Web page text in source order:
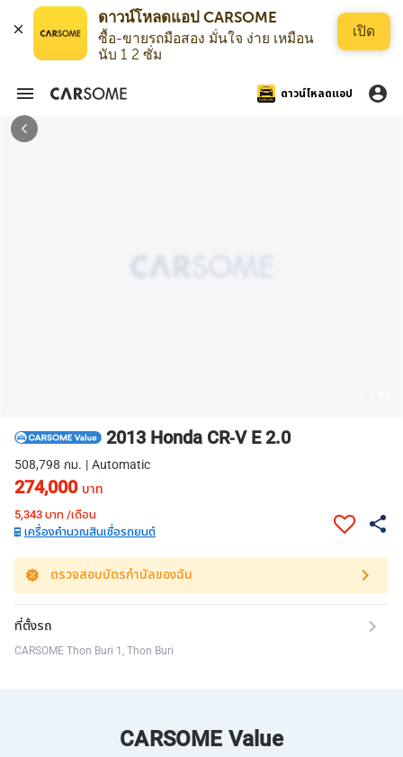
ดาวน์โหลดแอป CARSOME
ซื้อ-ขายรถมือสอง มั่นใจ ง่าย เหมือน
นับ 1 2 ซั่ม
เปิด
ดาวน์โหลดแอป
2013 Honda CR-V E 2.0
508,798 กม. | Automatic
274,000 บาท
5,343บาท /เดือน
เครื่องคำนวณสินเชื่อรถยนต์
ตรวจสอบบัตรกำนัลของฉัน
ที่ตั้งรถ
CARSOME Thon Buri 1, Thon Buri
CARSOME Value